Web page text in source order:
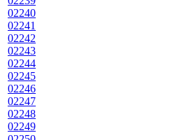
02240
02241
02242
02243
02244
02245
02246
02247
02248
02249